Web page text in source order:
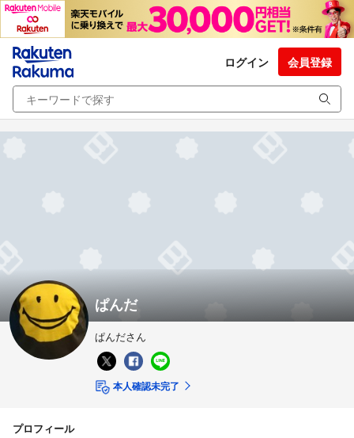
ログイン 会員登録
ぱんだ
ぱんださん
本人確認未完了
プロフィール